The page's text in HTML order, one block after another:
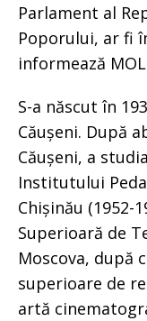
Parlament al
Poporului, ar fi
informează
S-a născut în
Căușeni. După
Căușeni, a
Institutului
Chișinău (1952-
Superioară de
Moscova, după
superioare de
artă